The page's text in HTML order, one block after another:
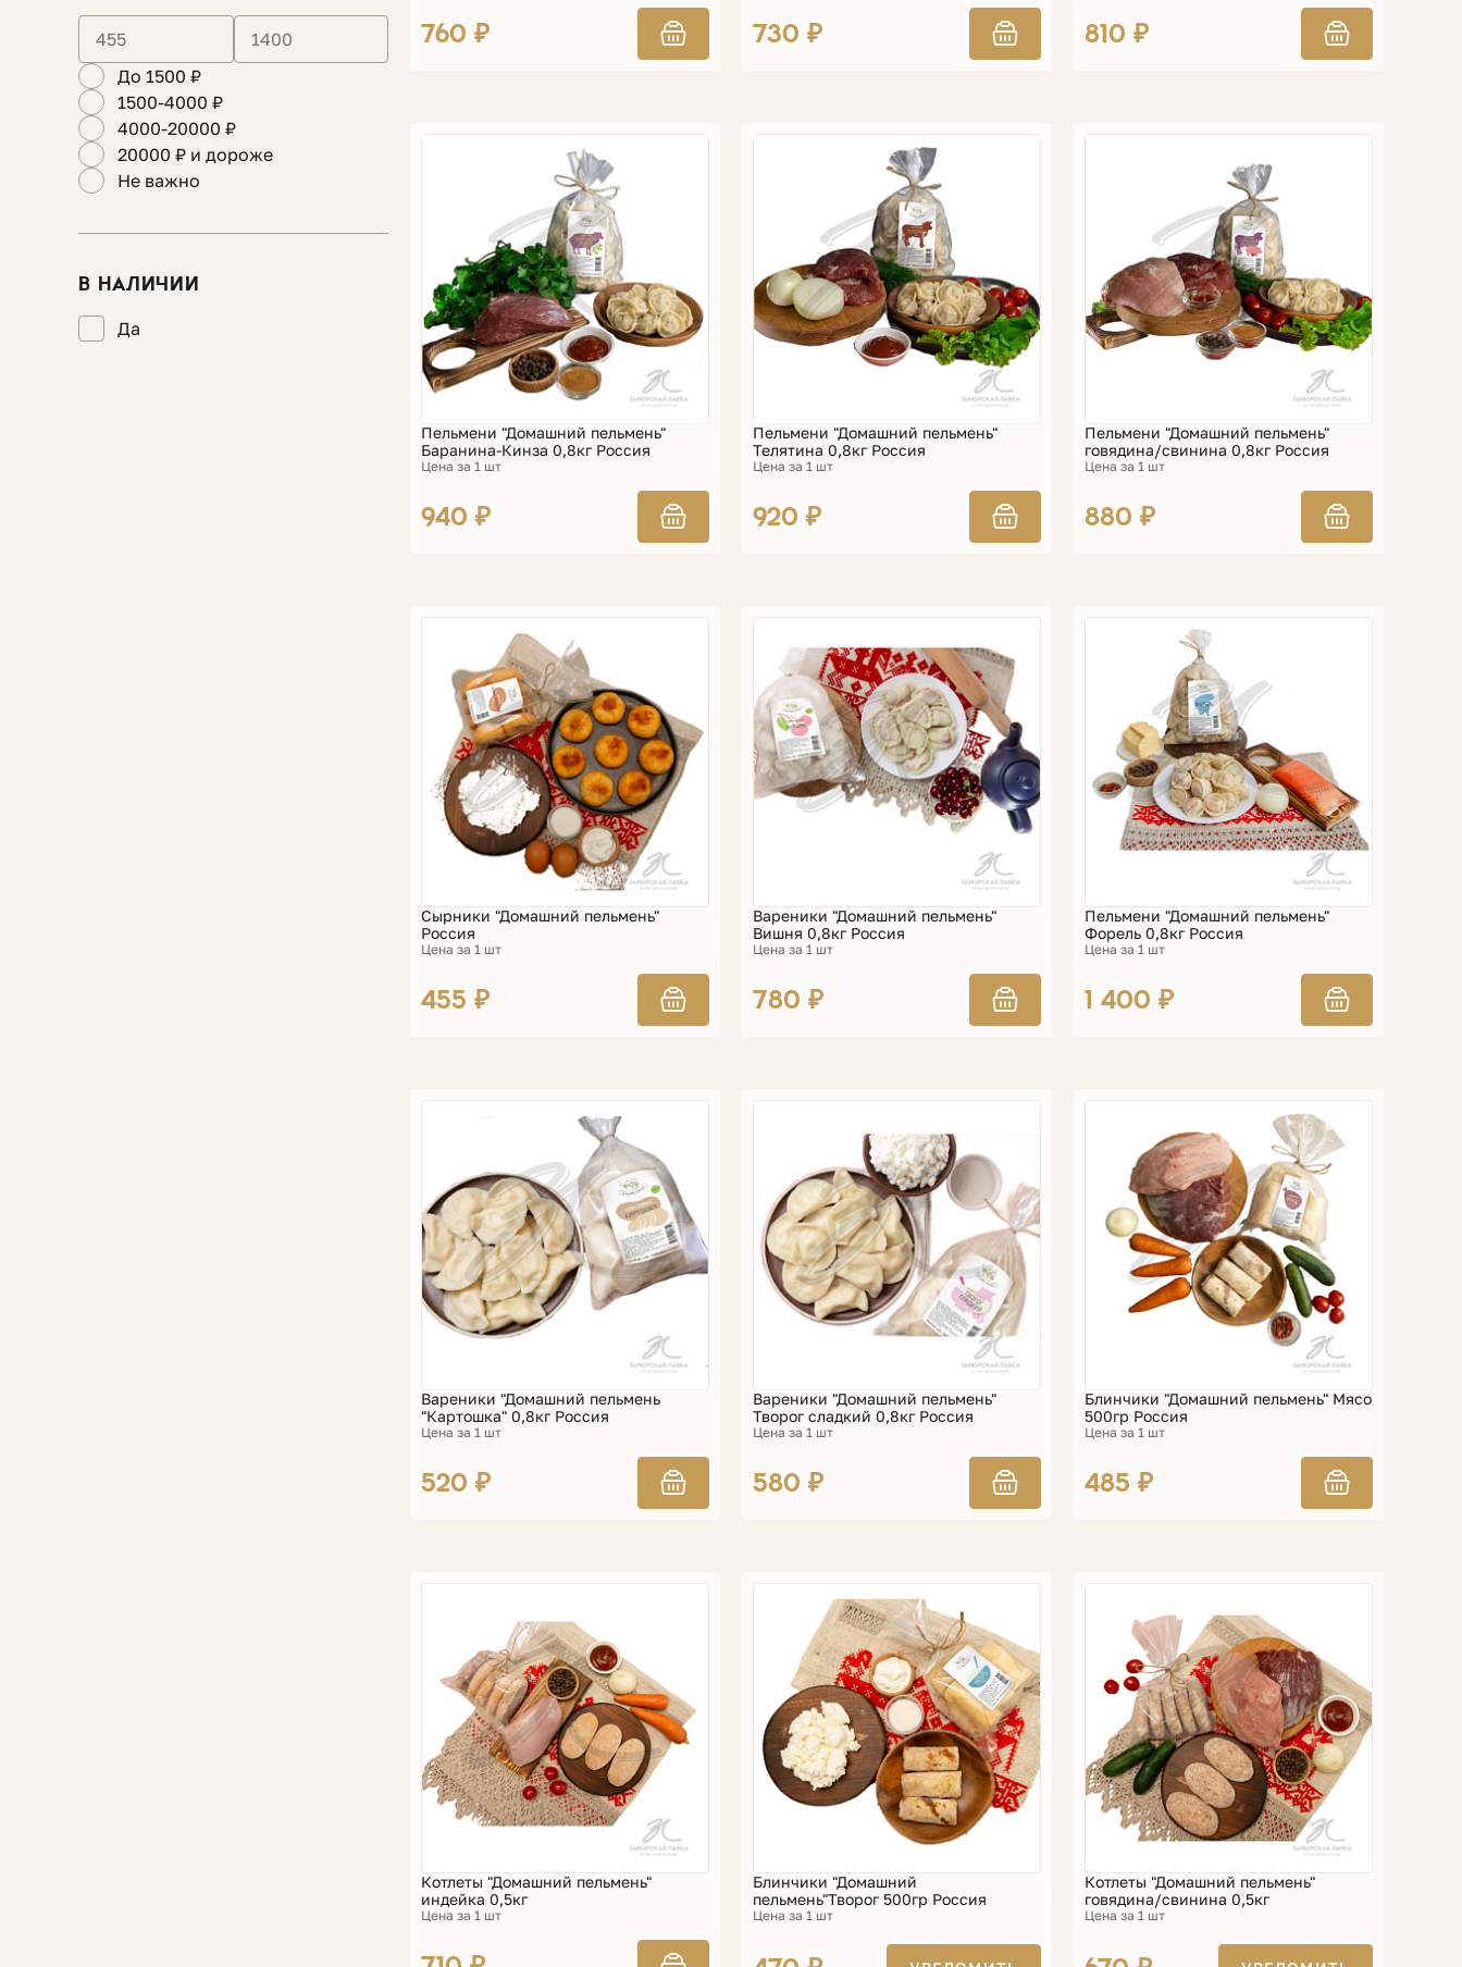
До 1500 ₽
1500-4000 ₽
4000-20000 ₽
20000 ₽ и дороже
Не важно
В НАЛИЧИИ
Да
760 ₽ 730 ₽ 810 ₽
Пельмени "Домашний пельмень"
Баранина-Кинза 0,8кг Россия
Цена за 1 шт
940 ₽
Пельмени "Домашний пельмень"
Телятина 0,8кг Россия
Цена за 1 шт
920 ₽
Пельмени "Домашний пельмень"
говядина/свинина 0,8кг Россия
Цена за 1 шт
880 ₽
Сырники "Домашний пельмень"
Россия
Цена за 1 шт
455 ₽
Вареники "Домашний пельмень"
Вишня 0,8кг Россия
Цена за 1 шт
780 ₽
Пельмени "Домашний пельмень"
Форель 0,8кг Россия
Цена за 1 шт
1 400 ₽
Вареники "Домашний пельмень
"Картошка" 0,8кг Россия
Цена за 1 шт
520 ₽
Вареники "Домашний пельмень"
Творог сладкий 0,8кг Россия
Цена за 1 шт
580 ₽
Блинчики "Домашний пельмень" Мясо
500гр Россия
Цена за 1 шт
485 ₽
Котлеты "Домашний пельмень"
индейка 0,5кг
Цена за 1 шт
Блинчики "Домашний
пельмень"Творог 500гр Россия
Цена за 1 шт
Котлеты "Домашний пельмень"
говядина/свинина 0,5кг
Цена за 1 шт